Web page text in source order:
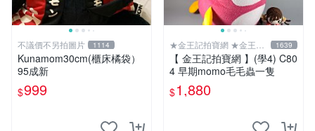
不議價不另拍圖片 1114
Kunamom30cm(櫃床橘袋）
95成新
$999
★金王記拍寶網 ★金王記
拍寶趣
1639
【 金王記拍寶網 】(學4) C80
4 早期momo毛毛蟲一隻
$1,880